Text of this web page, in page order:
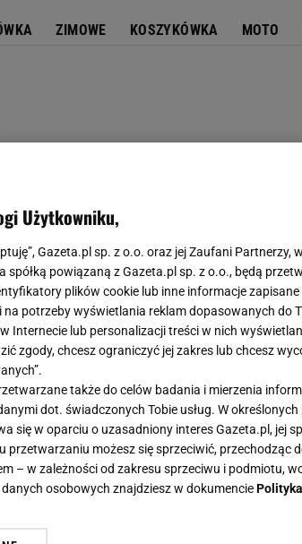
ZIMOWE KOSZYKÓWKA MOTO
wpadek [WIDEO]
kronika
Użytkowniku,
Gazeta.pl sp. z o.o. oraz jej Zaufani Partnerzy,
spółką powiązaną z Gazeta.pl sp. z o.o., będą
plików cookie lub inne informacje
potrzeby wyświetlania reklam dopasowanych do
Internecie lub personalizacji treści w nich
zgody, chcesz ograniczyć jej zakres lub chcesz
także do celów badania i mierzenia
dot. świadczonych Tobie usług. W
się w oparciu o uzasadniony interes Gazeta.pl, jej
przetwarzaniu możesz się sprzeciwić, przechodząc
– w zależności od zakresu sprzeciwu i podmiotu,
osobowych znajdziesz w dokumencie